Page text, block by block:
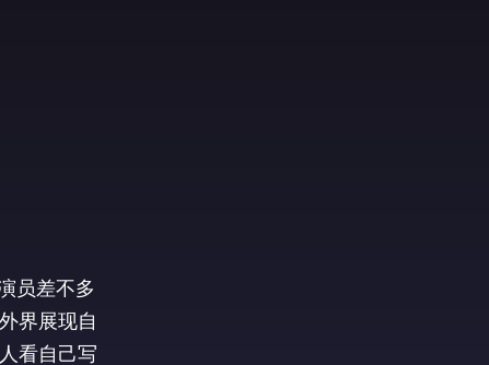
员差不多
界展现自
看自己写